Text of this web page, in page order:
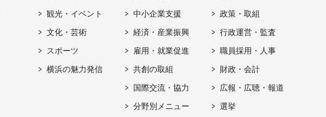
観光・イベント
文化・芸術
スポーツ
横浜の魅力発信
中小企業支援
経済・産業振興
雇用・就業促進
共創の取組
国際交流・協力
分野別メニュー
政策・取組
行政運営・監査
職員採用・人事
財政・会計
広報・広聴・報道
選挙